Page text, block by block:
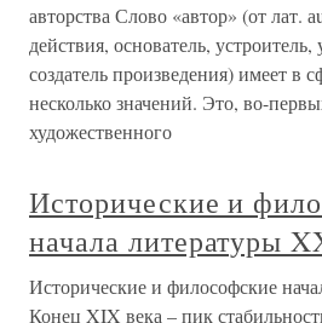
авторства Слово «автор» (от лат.
действия, основатель,
создатель произведения) имеет в
несколько значений. Это, во-
художественного
Исторические и
начала литературы
Исторические и философские
Конец XIX века – пик